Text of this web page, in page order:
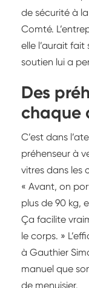
de sécurité à
Comté.
elle l’aurait
soutien lui a
Des
chaque
C’est dans
préhenseur à
vitres dans les
« Avant, on
plus de 90 kg,
Ça facilite
le corps. »
à Gauthier
manuel que
de menuisier.